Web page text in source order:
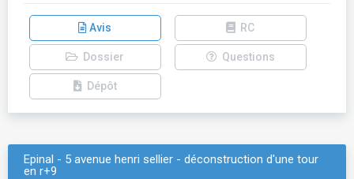
Avis RC
Dossier Questions
Dépôt
Epinal - 5 avenue henri sellier - déconstruction d'une tour
en r+9